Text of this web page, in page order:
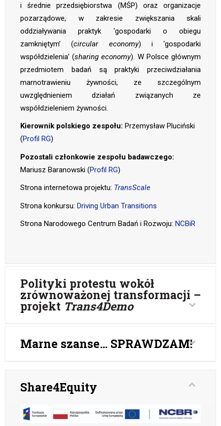
i średnie przedsiębiorstwa (MŚP) oraz organizacje
pozarządowe, w zakresie zwiększania skali
oddziaływania praktyk ‘gospodarki o obiegu
zamkniętym’ (circular economy) i ‘gospodarki
współdzielenia’ (sharing economy). W Polsce głównym
przedmiotem badań są praktyki przeciwdziałania
marnotrawieniu żywności, ze szczególnym
uwzględnieniem działań związanych ze
współdzieleniem żywności.
Kierownik polskiego zespołu: Przemysław Pluciński
(Profil RG)
Pozostali członkowie zespołu badawczego:
Mariusz Baranowski (Profil RG)
Strona internetowa projektu: TransScale
Strona konkursu: Driving Urban Transitions
Strona Narodowego Centrum Badań i Rozwoju: NCBiR
Polityki protestu wokół
zrównoważonej transformacji –
projekt Trans4Demo
Marne szanse… SPRAWDZAM!
Share4Equity